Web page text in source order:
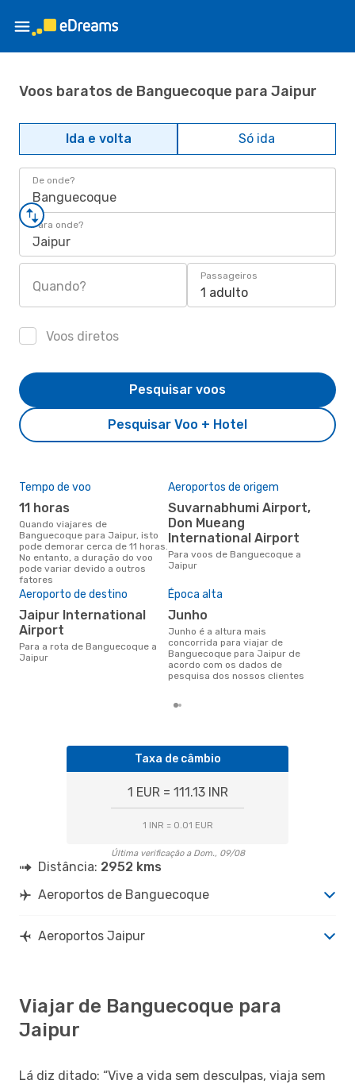
Voos baratos de Banguecoque para Jaipur
Ida e volta Só ida
De onde?
Banguecoque
Para onde?
Jaipur
Quando?
Passageiros
1 adulto
Voos diretos
Pesquisar Voo + Hotel
Pesquisar voos
Tempo de voo
11 horas
Quando viajares de
Banguecoque para Jaipur, isto
pode demorar cerca de 11 horas.
No entanto, a duração do voo
pode variar devido a outros
fatores
Aeroportos de origem
Suvarnabhumi Airport,
Don Mueang
International Airport
Para voos de Banguecoque a
Jaipur
Aeroporto de destino
Jaipur International
Airport
Para a rota de Banguecoque a
Jaipur
Época alta
junho
junho é a altura mais
concorrida para viajar de
Banguecoque para Jaipur de
acordo com os dados de
pesquisa dos nossos clientes
Taxa de câmbio
1 EUR = 111.13 INR
1 INR = 0.01 EUR
Última verificação a Dom., 09/08
Distância: 2952 kms
Aeroportos de Banguecoque
Aeroportos Jaipur
Viajar de Banguecoque para
Jaipur
Lá diz ditado: “Vive a vida sem desculpas, viaja sem